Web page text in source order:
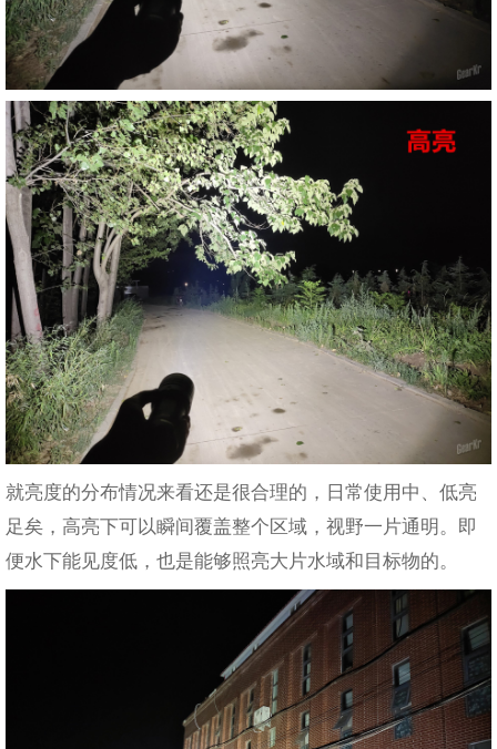
就亮度的分布情况来看还是很合理的，日常使用中、低亮
足矣，高亮下可以瞬间覆盖整个区域，视野一片通明。即
便水下能见度低，也是能够照亮大片水域和目标物的。